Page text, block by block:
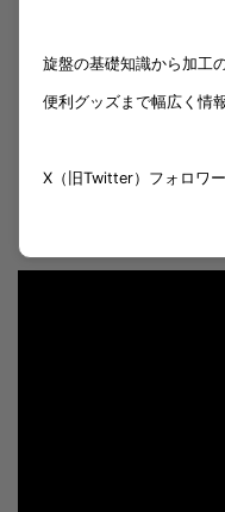
旋盤の基礎知識から加工
便利グッズまで幅広く情
X（旧Twitter）フォロワ